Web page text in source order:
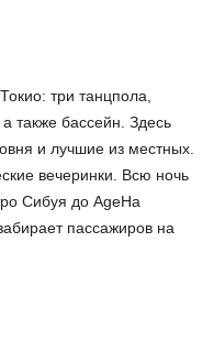
три танцпола,
также бассейн. Здесь
и лучшие из местных.
вечеринки. Всю ночь
Сибуя до AgeHa
пассажиров на